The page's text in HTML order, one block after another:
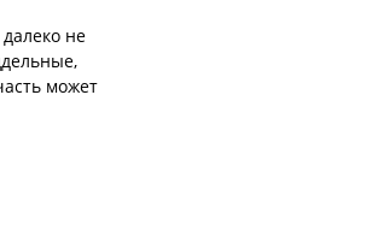
не
может
телефон